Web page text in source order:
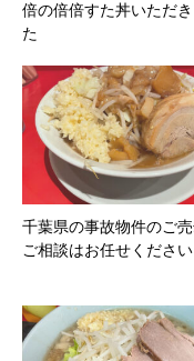
倍の倍倍すた丼いただ
た
千葉県の事故物件のご
ご相談はお任せください